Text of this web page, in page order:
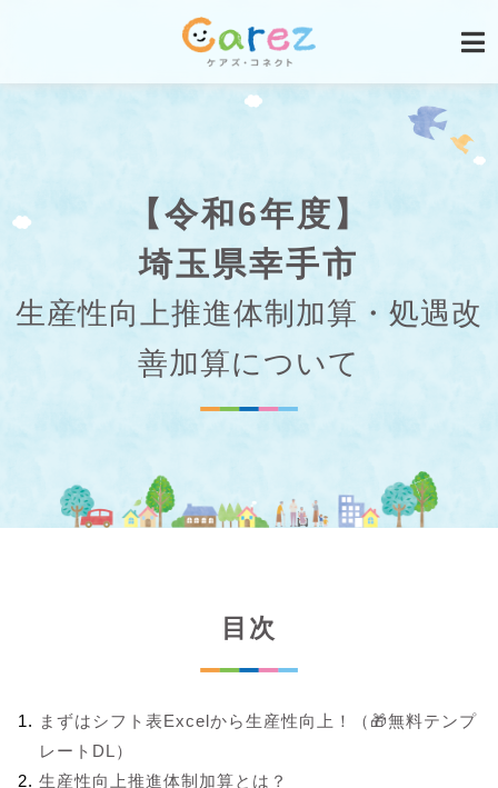
【令和6年度】
埼玉県幸手市
生産性向上推進体制加算・処遇改
善加算について
目次
まずはシフト表Excelから生産性向上！（🎁無料テンプ
レートDL）
生産性向上推進体制加算とは？